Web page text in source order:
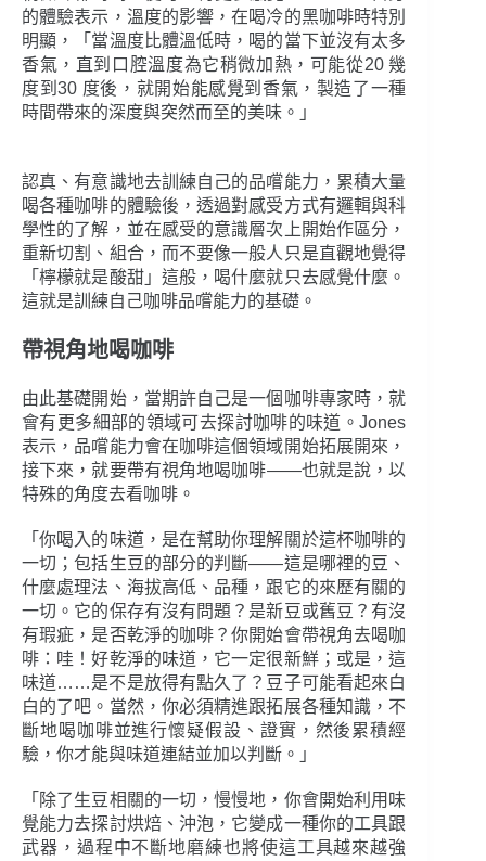
的體驗表示，溫度的影響，在喝冷的黑咖啡時特別
明顯，「當溫度比體溫低時，喝的當下並沒有太多
香氣，直到口腔溫度為它稍微加熱，可能從20 幾
度到30 度後，就開始能感覺到香氣，製造了一種
時間帶來的深度與突然而至的美味。」
認真、有意識地去訓練自己的品嚐能力，累積大量
喝各種咖啡的體驗後，透過對感受方式有邏輯與科
學性的了解，並在感受的意識層次上開始作區分，
重新切割、組合，而不要像一般人只是直觀地覺得
「檸檬就是酸甜」這般，喝什麼就只去感覺什麼。
這就是訓練自己咖啡品嚐能力的基礎。
帶視角地喝咖啡
由此基礎開始，當期許自己是一個咖啡專家時，就
會有更多細部的領域可去探討咖啡的味道。Jones
表示，品嚐能力會在咖啡這個領域開始拓展開來，
接下來，就要帶有視角地喝咖啡――也就是說，以
特殊的角度去看咖啡。
「你喝入的味道，是在幫助你理解關於這杯咖啡的
一切；包括生豆的部分的判斷――這是哪裡的豆、
什麼處理法、海拔高低、品種，跟它的來歷有關的
一切。它的保存有沒有問題？是新豆或舊豆？有沒
有瑕疵，是否乾淨的咖啡？你開始會帶視角去喝咖
啡：哇！好乾淨的味道，它一定很新鮮；或是，這
味道……是不是放得有點久了？豆子可能看起來白
白的了吧。當然，你必須精進跟拓展各種知識，不
斷地喝咖啡並進行懷疑假設、證實，然後累積經
驗，你才能與味道連結並加以判斷。」
「除了生豆相關的一切，慢慢地，你會開始利用味
覺能力去探討烘焙、沖泡，它變成一種你的工具跟
武器，過程中不斷地磨練也將使這工具越來越強